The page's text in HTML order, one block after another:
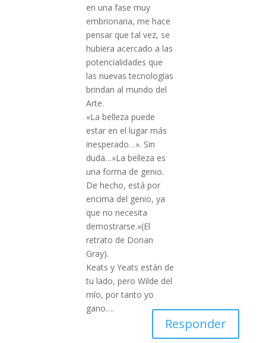
en una fase muy
embrionaria, me hace
pensar que tal vez, se
hubiera acercado a las
potencialidades que
las nuevas tecnologías
brindan al mundo del
Arte.
«La belleza puede
estar en el lugar más
inesperado…». Sin
duda…»La belleza es
una forma de genio.
De hecho, está por
encima del genio, ya
que no necesita
demostrarse.»(El
retrato de Dorian
Gray).
Keats y Yeats están de
tu lado, pero Wilde del
mío, por tanto yo
gano….
Responder